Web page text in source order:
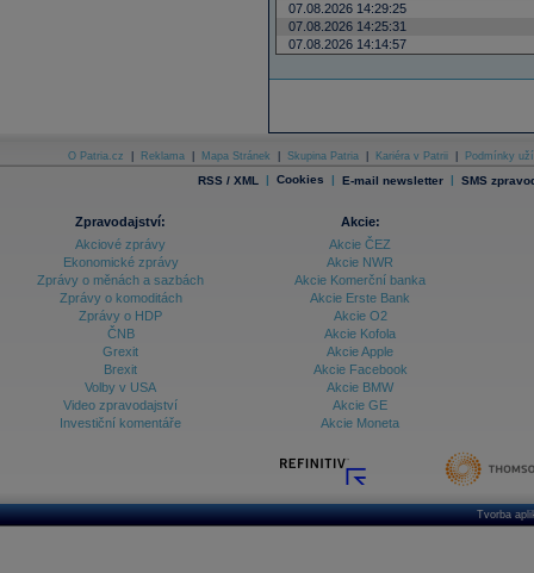
07.08.2026 14:29:25
07.08.2026 14:25:31
07.08.2026 14:14:57
O Patria.cz Reklama Mapa Stránek Skupina Patria Kariéra v Patrii Podmínky
RSS / XML | Cookies | E-mail newsletter | SMS
Zpravodajství:
Akciové zprávy
Ekonomické zprávy
Zprávy o měnách a sazbách
Zprávy o komoditách
Zprávy o HDP
ČNB
Grexit
Brexit
Volby v USA
Video zpravodajství
Investiční komentáře
Akcie:
Akcie ČEZ
Akcie NWR
Akcie Komerční banka
Akcie Erste Bank
Akcie O2
Akcie Kofola
Akcie Apple
Akcie Facebook
Akcie BMW
Akcie GE
Akcie Moneta
Tvorba